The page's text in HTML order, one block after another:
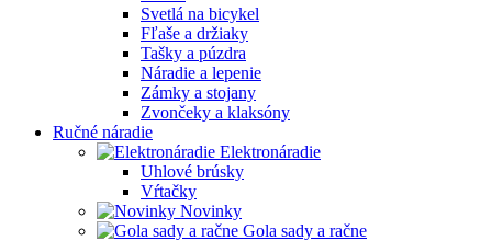
Svetlá na bicykel
Fľaše a držiaky
Tašky a púzdra
Náradie a lepenie
Zámky a stojany
Zvončeky a klaksóny
Ručné náradie
Elektronáradie
Uhlové brúsky
Vŕtačky
Novinky
Gola sady a račne